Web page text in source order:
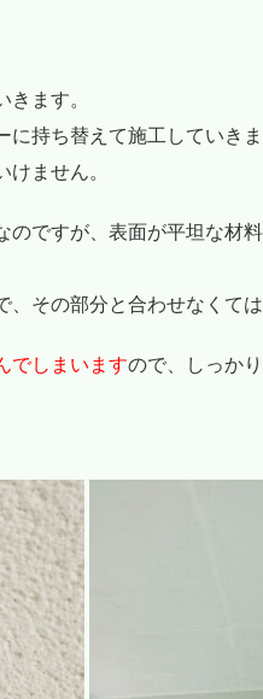
ます。
持ち替えて施工していきま
ません。
ですが、表面が平坦な材
その部分と合わせなくては
でしまいますので、しっか